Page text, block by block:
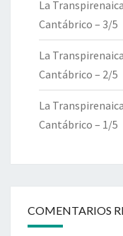
La
Cantábrico – 3/5
La
Cantábrico – 2/5
La
Cantábrico – 1/5
COMENTARIOS